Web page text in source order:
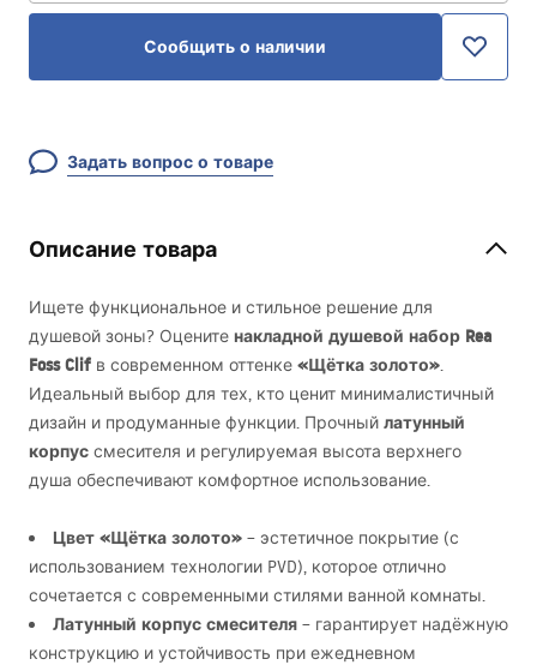
Сообщить о наличии
Задать вопрос о товаре
Описание товара
Ищете функциональное и стильное решение для
душевой зоны? Оцените накладной душевой набор Rea
Foss Clif в современном оттенке «Щётка золото».
Идеальный выбор для тех, кто ценит минималистичный
дизайн и продуманные функции. Прочный латунный
корпус смесителя и регулируемая высота верхнего
душа обеспечивают комфортное использование.
Цвет «Щётка золото» – эстетичное покрытие (с
использованием технологии PVD), которое отлично
сочетается с современными стилями ванной комнаты.
Латунный корпус смесителя – гарантирует надёжную
конструкцию и устойчивость при ежедневном